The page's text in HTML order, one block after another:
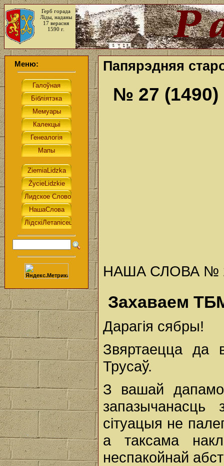
Герб горада
Ліды, наданы
17 верасня
1590 г.
Меню: Папярэдняя
№ 27 (1490)
НАША СЛОВА №
Захаваем
Дарагія сябры!
Звяртаецца да
Трусаў.
З вашай
запазычанасць
сітуацыя не
а таксама
неспакойнай